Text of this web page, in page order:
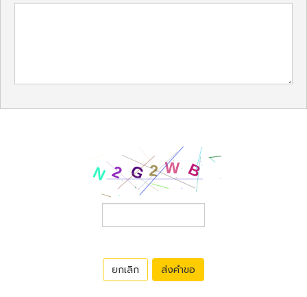
ยกเลิก ส่งคำขอ